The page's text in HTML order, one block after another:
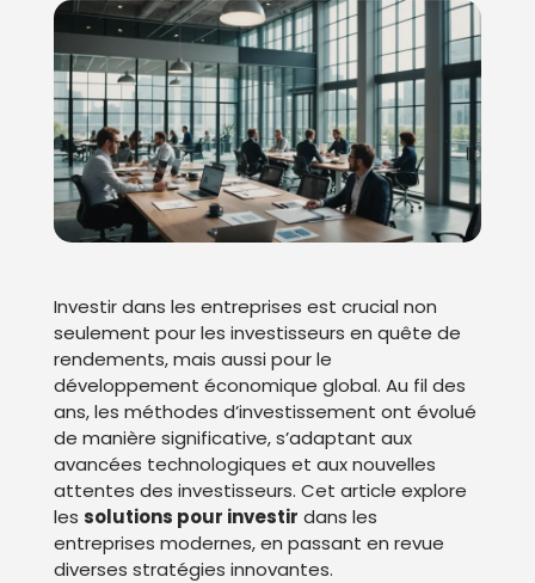
Investir dans les entreprises est crucial non
seulement pour les investisseurs en quête de
rendements, mais aussi pour le
développement économique global. Au fil des
ans, les méthodes d’investissement ont évolué
de manière significative, s’adaptant aux
avancées technologiques et aux nouvelles
attentes des investisseurs. Cet article explore
les solutions pour investir dans les
entreprises modernes, en passant en revue
diverses stratégies innovantes.